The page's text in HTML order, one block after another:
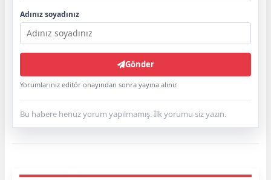
Adınız soyadınız
Gönder
Yorumlarınız editör onayından sonra yayına alınır.
Bu habere henüz yorum yapılmamış. İlk yorumu siz yazın.